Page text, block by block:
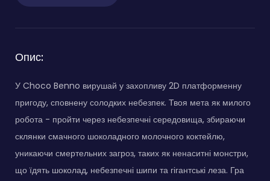
Опис:
У Choco Benno вирушай у захопливу 2D платформенну
пригоду, сповнену солодких небезпек. Твоя мета як милого
робота - пройти через небезпечні середовища, збираючи
склянки смачного шоколадного молочного коктейлю,
уникаючи смертельних загроз, таких як ненаситні монстри,
що їдять шоколад, небезпечні шипи та гігантські леза. Гра